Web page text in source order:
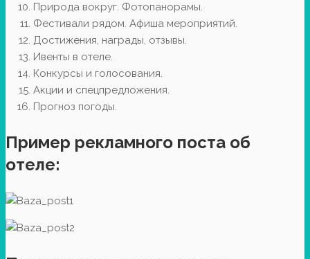
Природа вокруг. Фотопанорамы.
Фестивали рядом. Афиша мероприятий.
Достижения, награды, отзывы.
Ивенты в отеле.
Конкурсы и голосования.
Акции и спецпредложения.
Прогноз погоды.
Пример рекламного поста об
отеле: